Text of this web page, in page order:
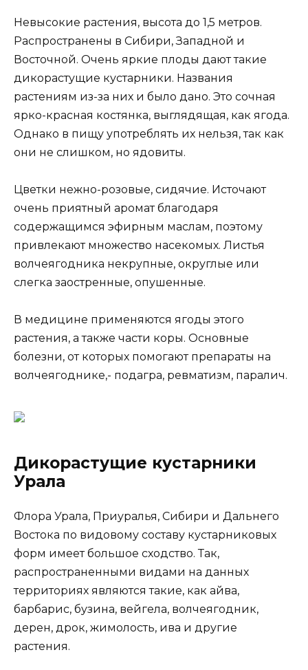
Невысокие растения, высота до 1,5 метров.
Распространены в Сибири, Западной и
Восточной. Очень яркие плоды дают такие
дикорастущие кустарники. Названия
растениям из-за них и было дано. Это сочная
ярко-красная костянка, выглядящая, как ягода.
Однако в пищу употреблять их нельзя, так как
они не слишком, но ядовиты.
Цветки нежно-розовые, сидячие. Источают
очень приятный аромат благодаря
содержащимся эфирным маслам, поэтому
привлекают множество насекомых. Листья
волчеягодника некрупные, округлые или
слегка заостренные, опушенные.
В медицине применяются ягоды этого
растения, а также части коры. Основные
болезни, от которых помогают препараты на
волчеягоднике,- подагра, ревматизм, паралич.
Дикорастущие кустарники
Урала
Флора Урала, Приуралья, Сибири и Дальнего
Востока по видовому составу кустарниковых
форм имеет большое сходство. Так,
распространенными видами на данных
территориях являются такие, как айва,
барбарис, бузина, вейгела, волчеягодник,
дерен, дрок, жимолость, ива и другие
растения.